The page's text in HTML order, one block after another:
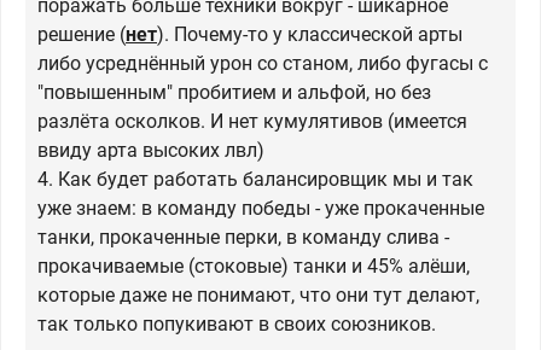
поражать больше техники вокруг - шикарное
решение (нет). Почему-то у классической арты
либо усреднённый урон со станом, либо фугасы с
"повышенным" пробитием и альфой, но без
разлёта осколков. И нет кумулятивов (имеется
ввиду арта высоких лвл)
4. Как будет работать балансировщик мы и так
уже знаем: в команду победы - уже прокаченные
танки, прокаченные перки, в команду слива -
прокачиваемые (стоковые) танки и 45% алёши,
которые даже не понимают, что они тут делают,
так только попукивают в своих союзников.